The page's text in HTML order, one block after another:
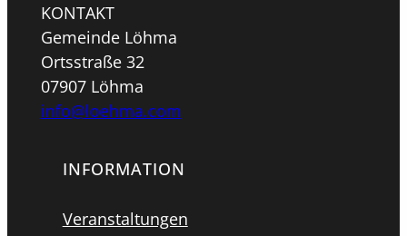
KONTAKT
Gemeinde Löhma
Ortsstraße 32
07907 Löhma
info@loehma.com
INFORMATION
Veranstaltungen